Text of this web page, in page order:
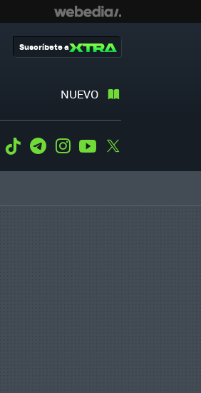
NUEVO
Suscríbete a
WhatsApp
Tiktok TelegramInstagramYoutube